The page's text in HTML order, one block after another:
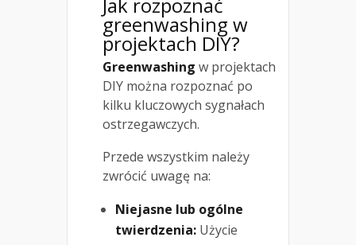
greenwashing w
projektach DIY?
Greenwashing w projektach
DIY można rozpoznać po
kilku kluczowych sygnałach
ostrzegawczych.
Przede wszystkim należy
zwrócić uwagę na:
Niejasne lub ogólne
twierdzenia: Użycie